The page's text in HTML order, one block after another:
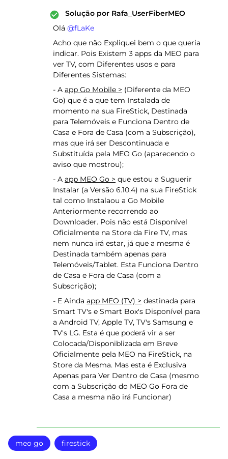
Solução por Rafa_UserFiberMEO
Olá ​ @fLaKe
Acho que não Expliquei bem o que queria
indicar. Pois Existem 3 apps da MEO para
ver TV, com Diferentes usos e para
Diferentes Sistemas:
- A app Go Mobile > (Diferente da MEO
Go) que é a que tem Instalada de
momento na sua FireStick, Destinada
para Telemóveis e Funciona Dentro de
Casa e Fora de Casa (com a Subscrição),
mas que irá ser Descontinuada e
Substituída pela MEO Go (aparecendo o
aviso que mostrou);
- A app MEO Go > que estou a Suguerir
Instalar (a Versão 6.10.4) na sua FireStick
tal como Instalaou a Go Mobile
Anteriormente recorrendo ao
Downloader. Pois não está Disponível
Oficialmente na Store da Fire TV, mas
nem nunca irá estar, já que a mesma é
Destinada também apenas para
Telemóveis/Tablet. Esta Funciona Dentro
de Casa e Fora de Casa (com a
Subscrição);
- E Ainda app MEO (TV) > destinada para
Smart TV's e Smart Box's Disponível para
a Android TV, Apple TV, TV's Samsung e
TV's LG. Esta é que poderá vir a ser
Colocada/Disponiblizada em Breve
Oficialmente pela MEO na FireStick, na
Store da Mesma. Mas esta é Exclusiva
Apenas para Ver Dentro de Casa (mesmo
com a Subscrição do MEO Go Fora de
Casa a mesma não irá Funcionar)
meo go firestick